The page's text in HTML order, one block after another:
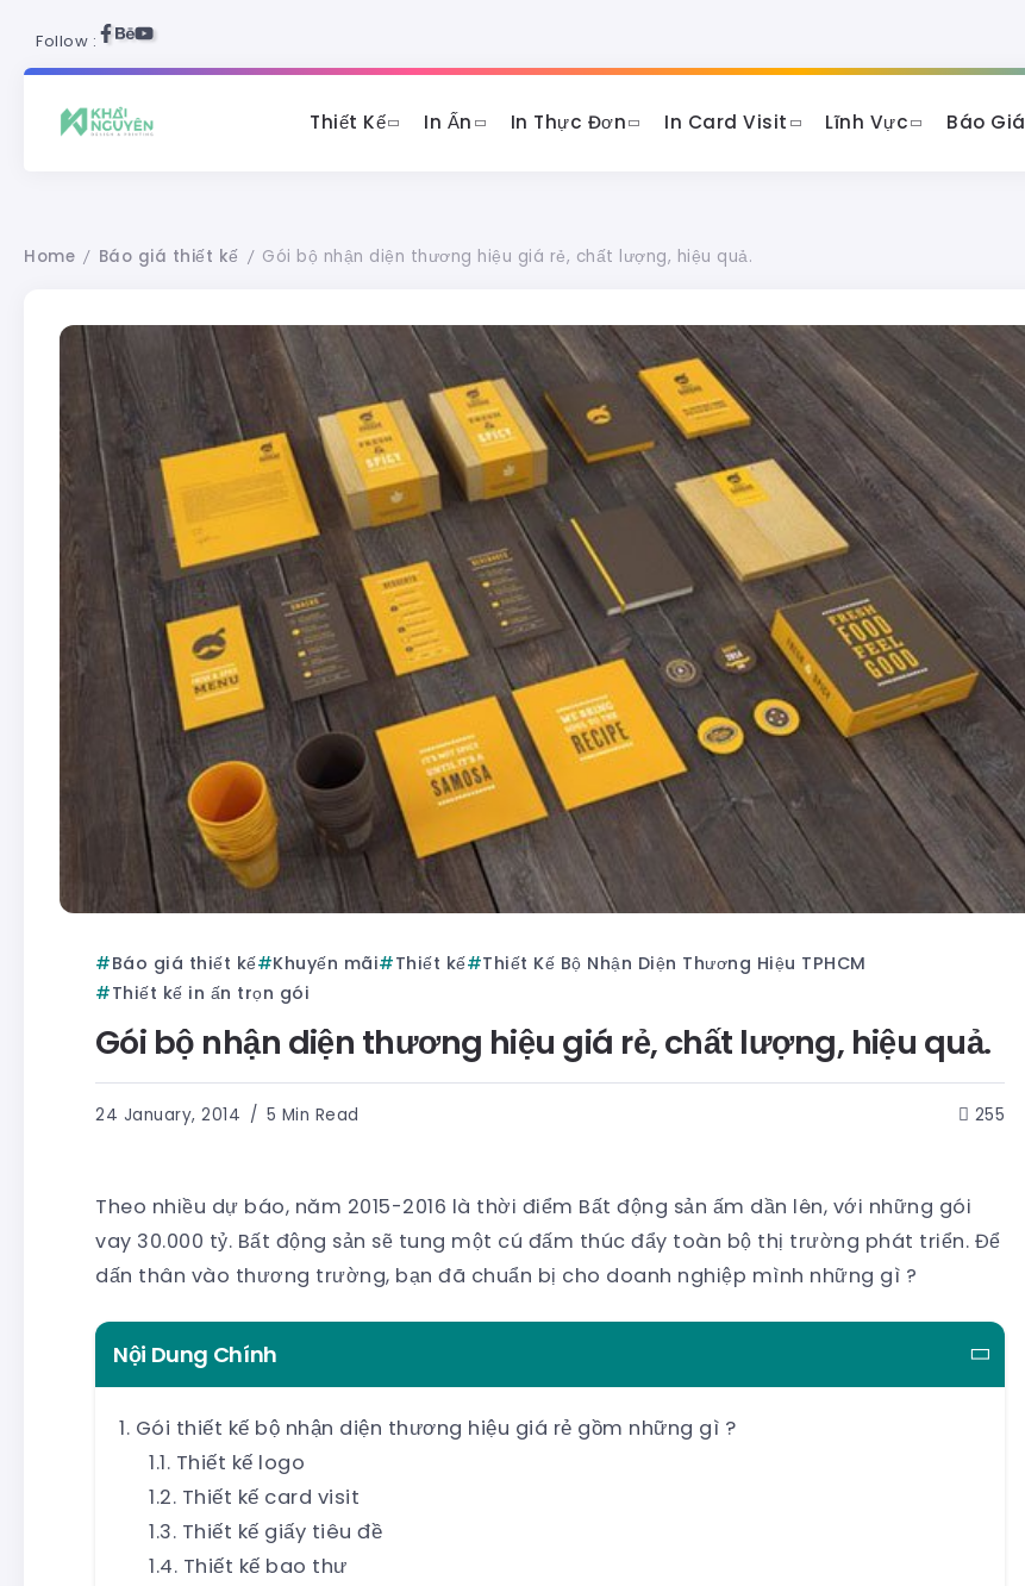
Follow :
Thiết Kế In Ấn In Thực Đơn In Card Visit Lĩnh Vực Báo Giá
Home / Báo giá thiết kế / Gói bộ nhận diện thương hiệu giá rẻ, chất lượng, hiệu quả.
Báo giá thiết kế Khuyến mãi Thiết kế
Thiết Kế Bộ Nhận Diện Thương Hiệu TPHCM
Thiết kế in ấn trọn gói
Gói bộ nhận diện thương hiệu giá rẻ, chất lượng, hiệu quả.
24 January, 2014 5 Min Read 255
Theo nhiều dự báo, năm 2015-2016 là thời điểm Bất động sản ấm dần lên, với những gói
vay 30.000 tỷ. Bất động sản sẽ tung một cú đấm thúc đẩy toàn bộ thị trường phát triển. Để
dấn thân vào thương trường, bạn đã chuẩn bị cho doanh nghiệp mình những gì ?
Nội Dung Chính
Gói thiết kế bộ nhận diện thương hiệu giá rẻ gồm những gì ?
Thiết kế logo
Thiết kế card visit
Thiết kế giấy tiêu đề
Thiết kế bao thư